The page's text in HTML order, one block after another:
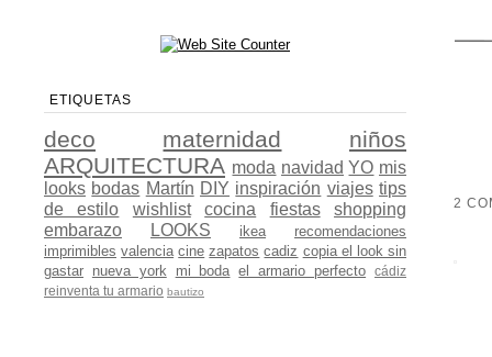
2
ETIQUETAS
deco maternidad
niños
ARQUITECTURA moda navidad YO mis
looks bodas Martín DIY inspiración viajes tips
de estilo
wishlist cocina fiestas
shopping
embarazo
LOOKS ikea
recomendaciones
imprimibles valencia cine zapatos cadiz copia el look sin
gastar nueva york mi boda el armario perfecto
cádiz
reinventa tu armario bautizo